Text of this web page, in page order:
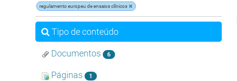
regulamento europeu de ensaios clínicos
Tipo de conteúdo
Documentos 6
Páginas 1